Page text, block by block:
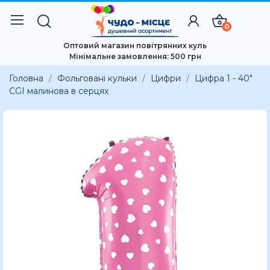
0
Оптовий магазин повітрянних куль
Мінімальне замовлення: 500 грн
Головна Фольговані кульки Цифри
Цифра 1 - 40"
CGI малинова в серцях